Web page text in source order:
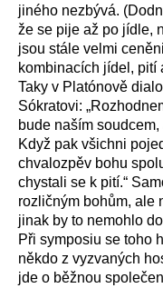
jiného nezbývá.
že se pije až po jídle,
jsou stále velmi
kombinacích jídel, pití
Taky v Platónově
Sókratovi:
bude naším
Když pak všichni
chvalozpěv bohu
chystali se k pití.“
rozličným bohům, ale
jinak by to nemohlo
Při symposiu se toho
někdo z vyzvaných
jde o běžnou